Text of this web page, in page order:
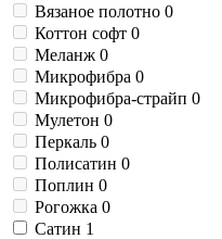
Вязаное полотно 0
Коттон софт 0
Меланж 0
Микрофибра 0
Микрофибра-страйп 0
Мулетон 0
Перкаль 0
Полисатин 0
Поплин 0
Рогожка 0
Сатин 1